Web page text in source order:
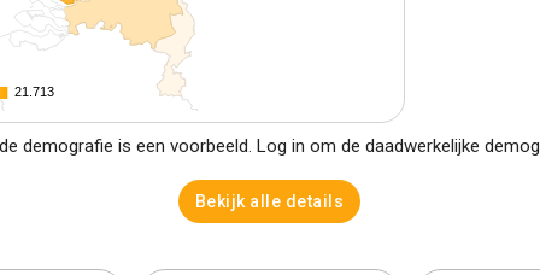
21.713
21.713
demografie is een voorbeeld. Log in om de daadwerkelijke
Bekijk alle details